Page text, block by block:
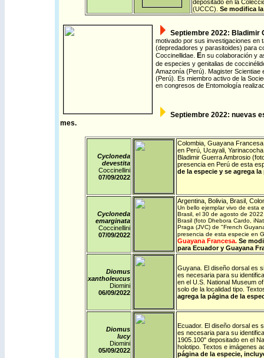
depositado en la
(UCCC). Se modifica
Septiembre 2022: Bladimir
motivado por sus investigaciones en
(depredadores y parasitoides) para
Coccinellidae.
En su colaboración y
de especies y genitalias de
Amazonía (Perú). Magister Scientiae
(Perú). Es miembro activo de la
en congresos de Entomología
Septiembre 2022: nuevas
mes.
Cycloneda
devestita
Coccinellini
07/09/2022
Colombia, Guayana Francesa
en Perú, Ucayali,
Bladimir Guerra Ambrosio
presencia en Perú de esta
de la especie y se agrega la
Cycloneda
emarginata
Coccinellini
07/09/2022
Argentina, Bolivia, Brasil,
Un bello ejemplar vivo de esta
Brasil, el 30 de agosto de
Brasil (foto Dhebora Cardo,
Praga (JVC) de "French
presencia de esta especie en
Guayana Francesa. Se
para Ecuador y Guayana
Diomus
xantholeucus
Diomini
06/09/2022
Guyana. El diseño dorsal es
es necesaria para su
en el U.S. National Museum
solo de la localidad tipo.
agrega la página de la
Diomus
lucy
Diomini
05/09/2022
Ecuador. El diseño dorsal es
es necesaria para su
1905.100" depositado en el
holotipo. Textos e imágenes
página de la especie,